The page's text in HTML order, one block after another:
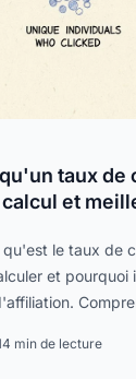
taux de
et
le taux de
et pourquoi
min de lecture